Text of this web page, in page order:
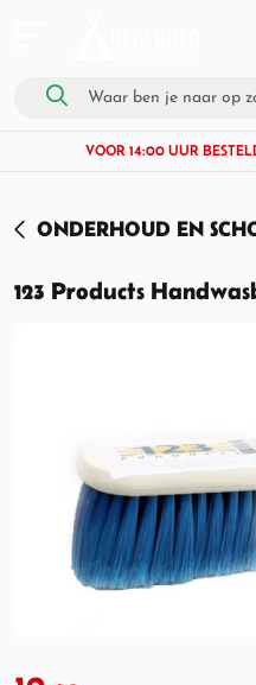
VOOR 14:00 UUR
ONDERHOUD EN
123 Products